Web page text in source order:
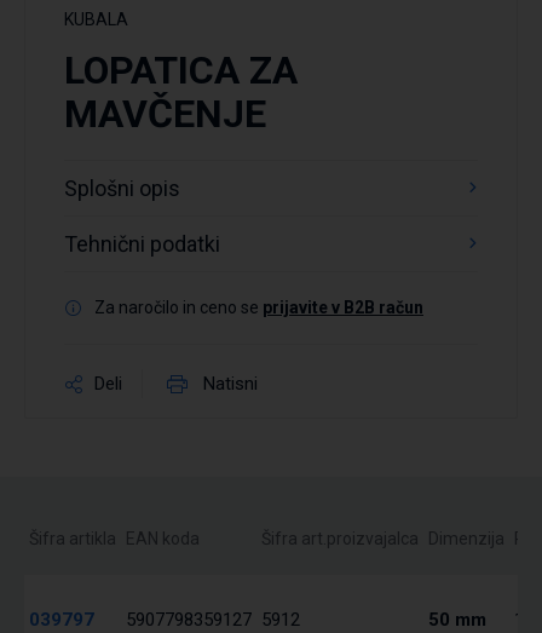
KUBALA
LOPATICA ZA
MAVČENJE
Splošni opis
Tehnični podatki
Za naročilo in ceno se prijavite v B2B račun
Deli Natisni
Šifra artikla EAN koda Šifra art.proizvajalca Dimenzija
039797 5907798359127 5912 50 mm 1 /